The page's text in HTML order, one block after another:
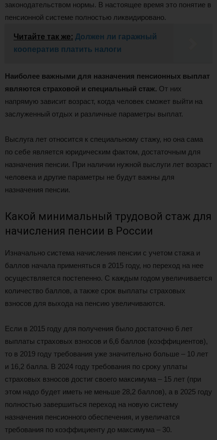
законодательством нормы. В настоящее время это понятие в
пенсионной системе полностью ликвидировано.
Читайте так же: Должен ли гаражный
кооператив платить налоги
Наиболее важными для назначения пенсионных выплат
являются страховой и специальный стаж. От них
напрямую зависит возраст, когда человек сможет выйти на
заслуженный отдых и различные параметры выплат.
Выслуга лет относится к специальному стажу, но она сама
по себе является юридическим фактом, достаточным для
назначения пенсии. При наличии нужной выслуги лет возраст
человека и другие параметры не будут важны для
назначения пенсии.
Какой минимальный трудовой стаж для
начисления пенсии в России
Изначально система начисления пенсии с учетом стажа и
баллов начала применяться в 2015 году, но переход на нее
осуществляется постепенно. С каждым годом увеличивается
количество баллов, а также срок выплаты страховых
взносов для выхода на пенсию увеличиваются.
Если в 2015 году для получения было достаточно 6 лет
выплаты страховых взносов и 6,6 баллов (коэффициентов),
то в 2019 году требования уже значительно больше – 10 лет
и 16,2 балла. В 2024 году требования по сроку уплаты
страховых взносов достиг своего максимума – 15 лет (при
этом надо будет иметь не меньше 28,2 баллов), а в 2025 году
полностью завершиться переход на новую систему
назначения пенсионного обеспечения, и увеличатся
требования по коэффициенту до максимума – 30.